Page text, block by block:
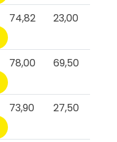
74,82
23,00
78,00
69,50
73,90
27,50